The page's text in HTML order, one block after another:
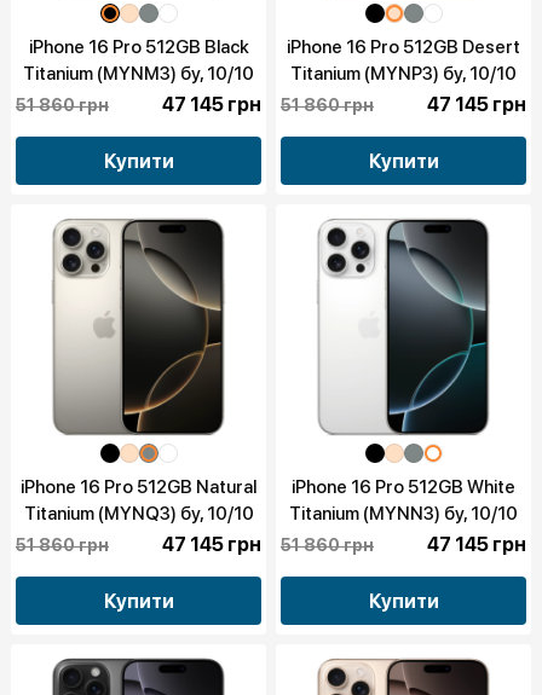
iPhone 16 Pro 512GB Black
Titanium (MYNM3) бу, 10/10
51 860 грн 47 145 грн
Купити
iPhone 16 Pro 512GB Desert
Titanium (MYNP3) бу, 10/10
51 860 грн 47 145 грн
Купити
iPhone 16 Pro 512GB Natural
Titanium (MYNQ3) бу, 10/10
51 860 грн 47 145 грн
Купити
iPhone 16 Pro 512GB White
Titanium (MYNN3) бу, 10/10
51 860 грн 47 145 грн
Купити